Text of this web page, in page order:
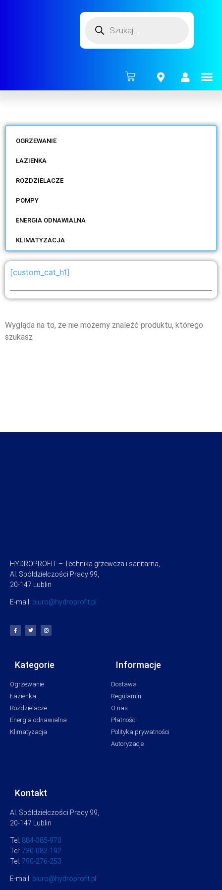
OGRZEWANIE
ŁAZIENKA
ROZDZIELACZE
POMPY
ENERGIA ODNAWIALNA
KLIMATYZACJA
[custom_cat_h1]
Wygląda na to, że nie możemy znaleźć produktu, którego
szukasz
HYDROPROFIT – Technika grzewcza i sanitarna,
Al. Spółdzielczości Pracy 99,
20-147 Lublin
E-mail: biuro@hydroprofit.pl
Kategorie
Ogrzewanie
Łazienka
Rozdzielacze
Energia odnawialna
Klimatyzacja
Informacje
Dostawa
Regulamin
O nas
Płatności
Polityka prywatności
Autoryzacje
Kontakt
Al. Spółdzielczości Pracy 99,
20-147 Lublin
Tel: 884-385-970
Tel: 730-082-192
Tel: 790-276-253
E-mail: biuro@hydroprofit.p